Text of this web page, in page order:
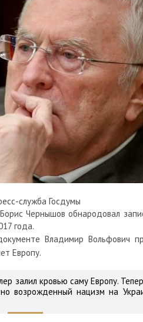
служба Госдумы
Чернышов обнародовал
года.
Владимир Вольфович
Европу.
залил кровью саму Европу.
возрожденный нацизм на